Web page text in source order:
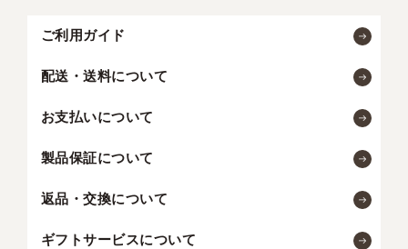
ご利用ガイド
配送・送料について
お支払いについて
製品保証について
返品・交換について
ギフトサービスについて